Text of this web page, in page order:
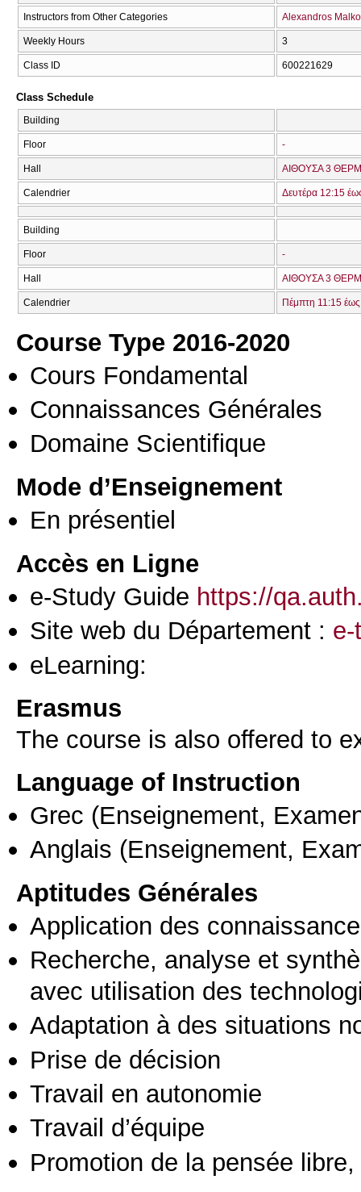
Instructors from Other Categories Alexandros
Weekly Hours 3
Class ID 600221629
Class Schedule
Building
Floor -
Hall ΑΙΘΟΥΣΑ 3
Calendrier Δευτέρα 12:15
Building
Floor -
Hall ΑΙΘΟΥΣΑ 3
Calendrier Πέμπτη 11:15
Course Type 2016-2020
Cours Fondamental
Connaissances Générales
Domaine Scientifique
Mode d’Enseignement
En présentiel
Accès en Ligne
e-Study Guide https://
Site web du Département :
eLearning:
Erasmus
The course is also offered to
Language of Instruction
Grec (Enseignement,
Anglais (Enseignement,
Aptitudes Générales
Application des
Recherche, analyse et
avec utilisation des
Adaptation à des situations
Prise de décision
Travail en autonomie
Travail d’équipe
Promotion de la pensée